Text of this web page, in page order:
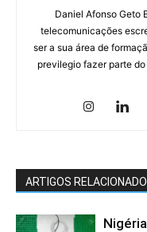
Daniel Afonso Geto
telecomunicações
ser a sua área de
previlegio fazer parte
ARTIGOS